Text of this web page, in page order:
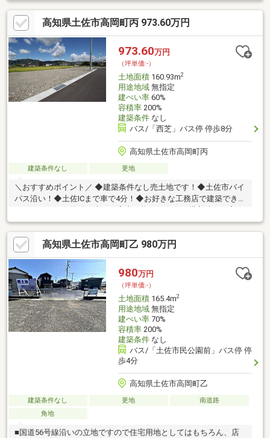
11万円別途必要です。
高知県土佐市高岡町丙 973.60万円
973.60万円
（坪単価:-）
土地面積160.93m2
用途地域無指定
建ぺい率60%
容積率200%
建築条件なし
バス/「西芝」バス停 停歩8分
高知県土佐市高岡町丙
建築条件なし 更地
＼おすすめポイント／ ◆建築条件なし売土地です！◆土佐市バイ
パス沿い！◆土佐ICまで車で4分！◆お好きな工務店で建築できま
ーン相談も無料で承ります♪物件が気になったらお好きなタイミン
グでお気軽にお問い合わせください！資料請求フォームからは24
時間受付中☆ おうちと皆様のご縁を結ぶことが私たちの使命で
す。 皆様にお会いできますことを、心よりお待ち申し上げてお
ります 土地購入をお考えの方に好条件の売地が多数あります。
高知県土佐市高岡町乙 980万円
980万円
（坪単価:-）
土地面積165.4m2
用途地域無指定
建ぺい率70%
容積率200%
建築条件なし
バス/「土佐市民公園前」バス停 停
歩4分
高知県土佐市高岡町乙
建築条件なし 更地
南道路
角地
■国道56号線沿いの立地ですので住宅用地としてはもちろん、店